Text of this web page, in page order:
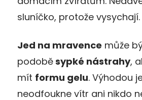
sluníčko, protože vysychají.
Jed na mravence může
podoběsypké nástrahy,
mít formu gelu. Výhodou
neodfoukne vítr ani nikdo